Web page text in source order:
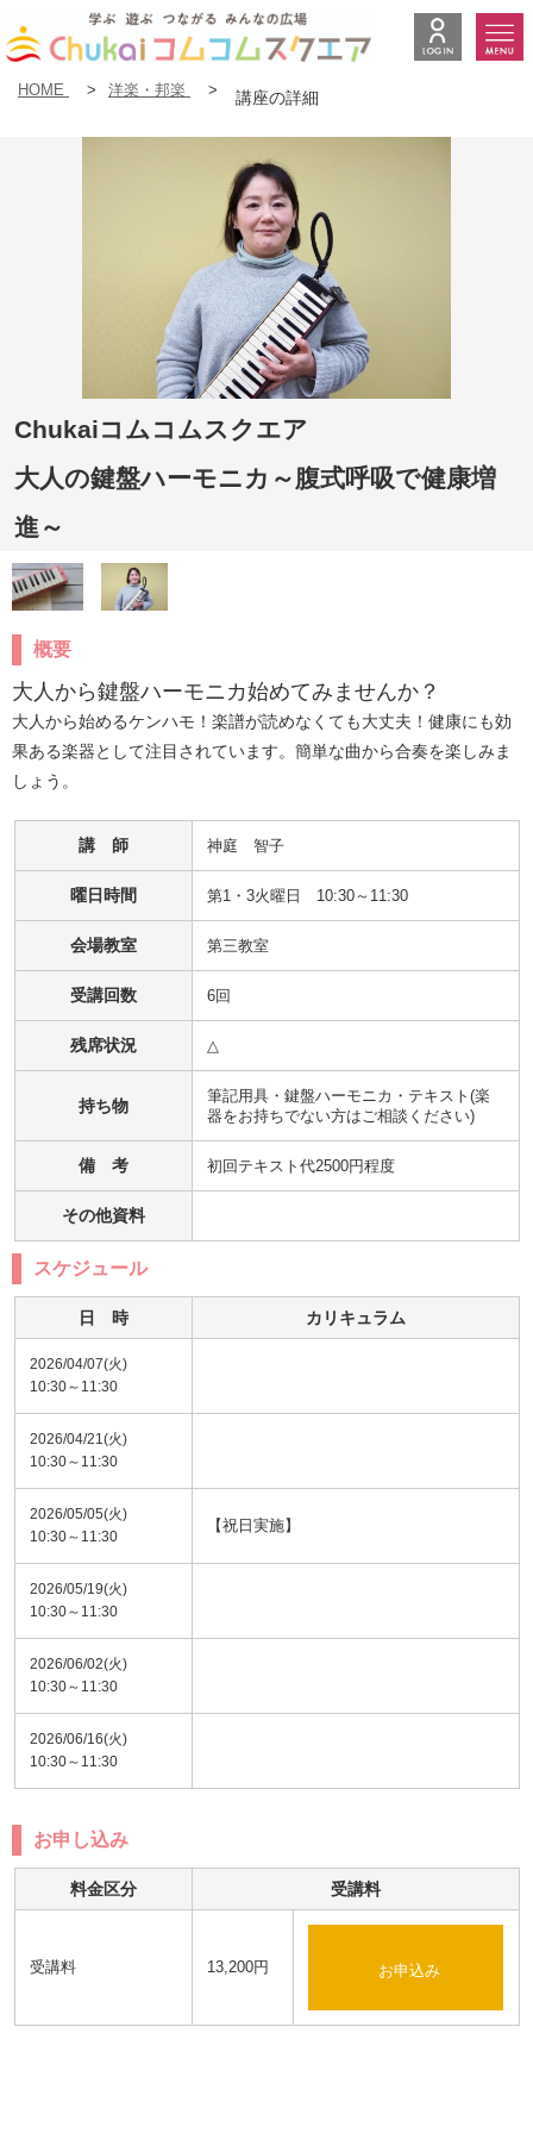
HOME > 洋楽・邦楽 > 講座の詳細
Chukaiコムコムスクエア
大人の鍵盤ハーモニカ～腹式呼吸で健康増
進～
概要
大人から鍵盤ハーモニカ始めてみませんか？
大人から始めるケンハモ！楽譜が読めなくても大丈夫！健康にも効
果ある楽器として注目されています。簡単な曲から合奏を楽しみま
しょう。
講 師 神庭　智子
曜日時間 第1・3火曜日 10:30～11:30
会場教室 第三教室
受講回数 6回
残席状況 △
持ち物
筆記用具・鍵盤ハーモニカ・テキスト(楽
器をお持ちでない方はご相談ください)
備 考 初回テキスト代2500円程度
その他資料
スケジュール
日 時 カリキュラム
2026/04/07(火)
10:30～11:30
2026/04/21(火)
10:30～11:30
2026/05/05(火)
10:30～11:30
【祝日実施】
2026/05/19(火)
10:30～11:30
2026/06/02(火)
10:30～11:30
2026/06/16(火)
10:30～11:30
お申し込み
料金区分 受講料
受講料 13,200円 お申込み